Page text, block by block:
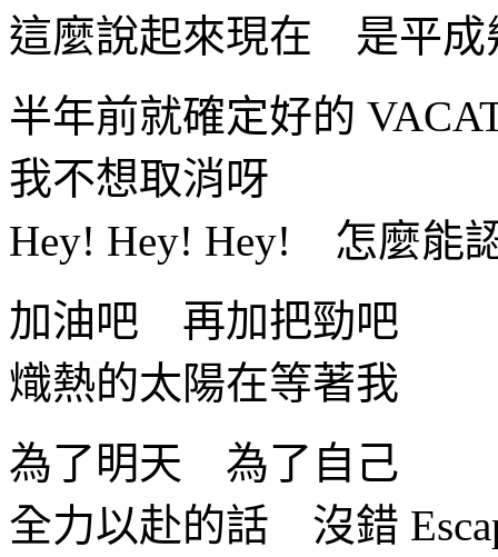
這麼說起來現在 是平成
半年前就確定好的
我不想取消呀
Hey! Hey! Hey! 怎麼能
加油吧 再加把勁吧
熾熱的太陽在等著我
為了明天 為了自己
全力以赴的話 沒錯